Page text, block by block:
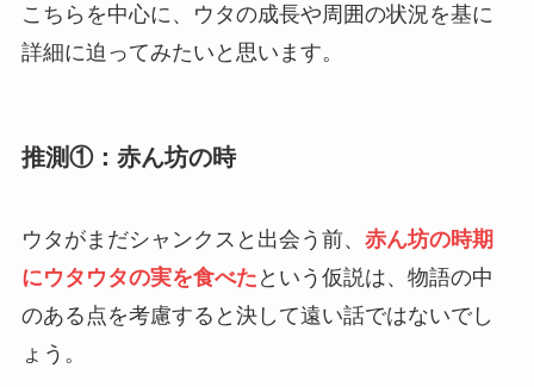
こちらを中心に、ウタの成長や周囲の状況を基に
詳細に迫ってみたいと思います。
推測①：赤ん坊の時
ウタがまだシャンクスと出会う前、 赤ん坊の時期
にウタウタの実を食べた という仮説は、物語の中
のある点を考慮すると決して遠い話ではないでし
ょう。